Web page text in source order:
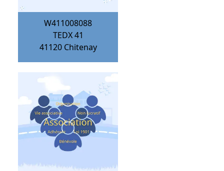
W411008088
TEDX 41
41120 Chitenay